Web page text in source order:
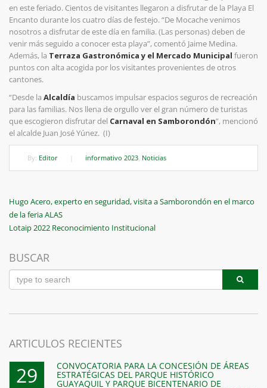
en este feriado. Cientos de visitantes llegaron a disfrutar de la Playa El
Encanto durante los cuatro días de festejo. “De Mocache venimos
nosotros a disfrutar de este día en familia. (Las personas) deben de
venir más seguido a conocer esta playa”, comentó Jaime Medina.
Además, la Terraza Gastronómica y el Mercado Municipal fueron
puntos con alta acogida por los visitantes provenientes de otros
cantones.
“Desde la Alcaldía buscamos impulsar espacios seguros de recreación
para las familias. Nos llena de orgullo ver el gran número de turistas
que escogieron disfrutar del Carnaval en Samborondón”, mencionó
el alcalde Juan José Yúnez. (I)
By: Editor informativo 2023 Noticias
Navegación
de
Previous
Post
Hugo Acero, experto en seguridad, visita a Samborondón en el marco
de la feria ALAS
Next
Lotaip 2022 Reconocimiento Institucional
BUSCAR
ARTICULOS RECIENTES
29 CONVOCATORIA PARA LA CONCESIÓN DE ÁREAS
ESTRATÉGICAS DEL PARQUE HISTÓRICO
GUAYAQUIL Y PARQUE BICENTENARIO DE